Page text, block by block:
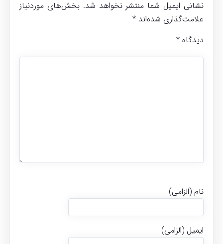
نشانی ایمیل شما منتشر نخواهد شد. بخش‌های موردنیاز
علامت‌گذاری شده‌اند *
دیدگاه *
نام (الزامی)
ایمیل (الزامی)